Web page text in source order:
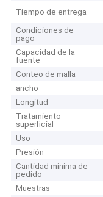
Tiempo de entrega
Condiciones de
pago
Capacidad de la
fuente
Conteo de malla
ancho
Longitud
Tratamiento
superficial
Uso
Presión
Cantidad mínima de
pedido
Muestras